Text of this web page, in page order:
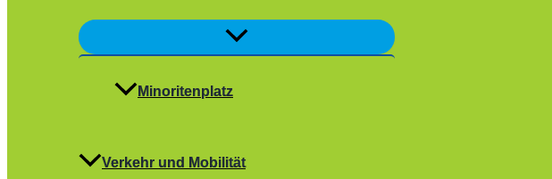
Menü
Minoritenplatz
Verkehr und Mobilität